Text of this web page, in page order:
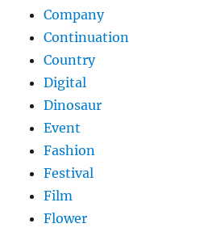
Company
Continuation
Country
Digital
Dinosaur
Event
Fashion
Festival
Film
Flower